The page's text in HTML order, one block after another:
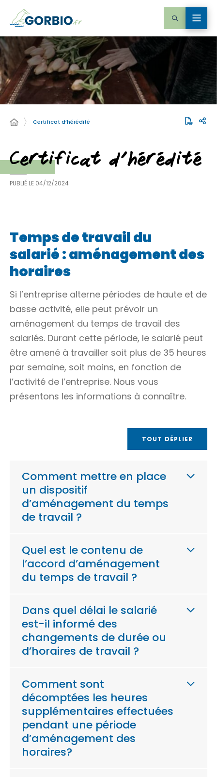
Certificat d’hérédité
Certificat d’hérédité
PUBLIÉ LE 04/12/2024
Temps de travail du
salarié : aménagement des
horaires
Si l’entreprise alterne périodes de haute et de
basse activité, elle peut prévoir un
aménagement du temps de travail des
salariés. Durant cette période, le salarié peut
être amené à travailler soit plus de 35 heures
par semaine, soit moins, en fonction de
l’activité de l’entreprise. Nous vous
présentons les informations à connaître.
TOUT DÉPLIER
Comment mettre en place
un dispositif
d’aménagement du temps
de travail ?
Quel est le contenu de
l’accord d’aménagement
du temps de travail ?
Dans quel délai le salarié
est-il informé des
changements de durée ou
d’horaires de travail ?
Comment sont
décomptées les heures
supplémentaires effectuées
pendant une période
d’aménagement des
horaires?